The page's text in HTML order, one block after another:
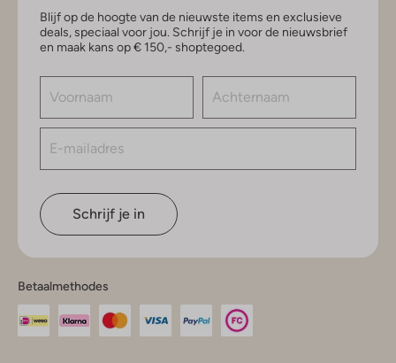
Blijf op de hoogte van de nieuwste items en exclusieve
deals, speciaal voor jou. Schrijf je in voor de nieuwsbrief
en maak kans op € 150,- shoptegoed.
Schrijf je in
Betaalmethodes